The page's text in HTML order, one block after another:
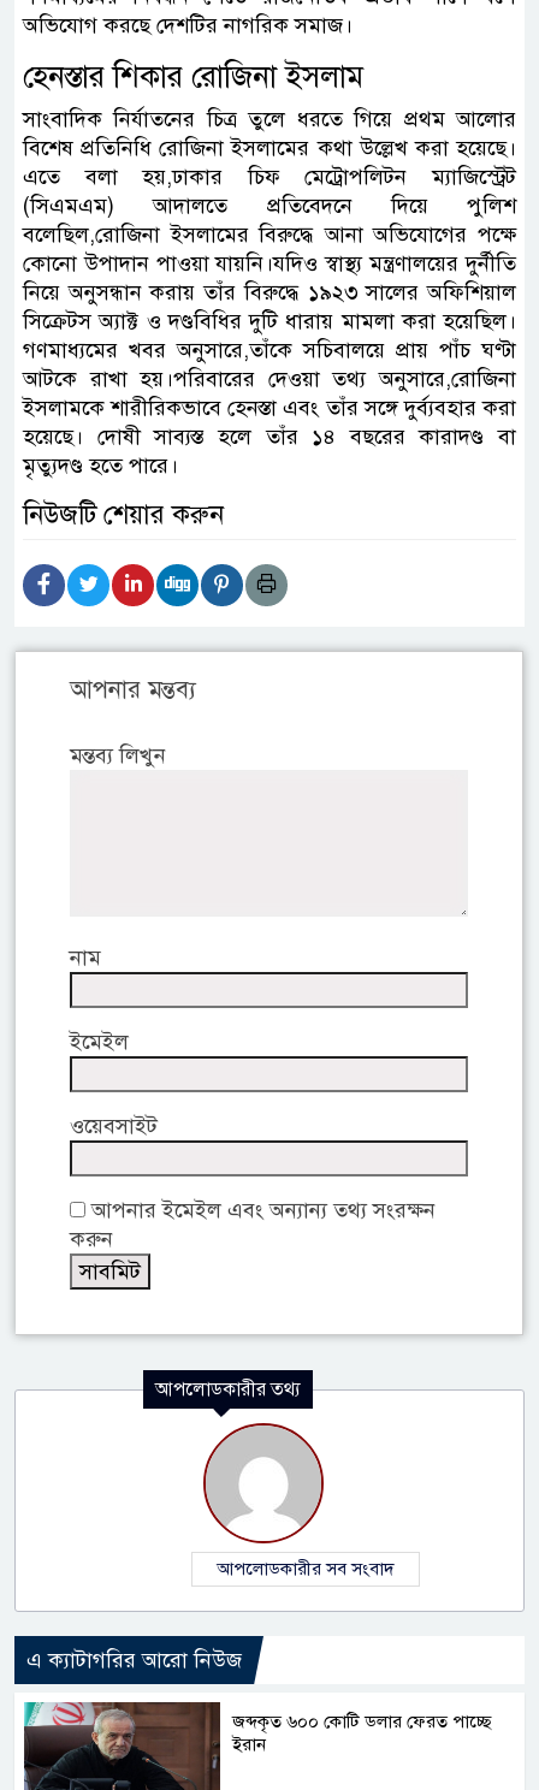
অভিযোগ করছে দেশটির নাগরিক সমাজ।
হেনস্তার শিকার রোজিনা ইসলাম
সাংবাদিক নির্যাতনের চিত্র তুলে ধরতে গিয়ে প্রথম আলোর
বিশেষ প্রতিনিধি রোজিনা ইসলামের কথা উল্লেখ করা হয়েছে।
এতে বলা হয়,ঢাকার চিফ মেট্রোপলিটন ম্যাজিস্ট্রেট
(সিএমএম) আদালতে প্রতিবেদনে দিয়ে পুলিশ
বলেছিল,রোজিনা ইসলামের বিরুদ্ধে আনা অভিযোগের পক্ষে
কোনো উপাদান পাওয়া যায়নি।যদিও স্বাস্থ্য মন্ত্রণালয়ের দুর্নীতি
নিয়ে অনুসন্ধান করায় তাঁর বিরুদ্ধে ১৯২৩ সালের অফিশিয়াল
সিক্রেটস অ্যাক্ট ও দণ্ডবিধির দুটি ধারায় মামলা করা হয়েছিল।
গণমাধ্যমের খবর অনুসারে,তাঁকে সচিবালয়ে প্রায় পাঁচ ঘণ্টা
আটকে রাখা হয়।পরিবারের দেওয়া তথ্য অনুসারে,রোজিনা
ইসলামকে শারীরিকভাবে হেনস্তা এবং তাঁর সঙ্গে দুর্ব্যবহার করা
হয়েছে। দোষী সাব্যস্ত হলে তাঁর ১৪ বছরের কারাদণ্ড বা
মৃত্যুদণ্ড হতে পারে।
নিউজটি শেয়ার করুন
আপনার মন্তব্য
মন্তব্য লিখুন
নাম
ইমেইল
ওয়েবসাইট
আপনার ইমেইল এবং অন্যান্য তথ্য সংরক্ষন
করুন
আপলোডকারীর তথ্য
আপলোডকারীর সব সংবাদ
এ ক্যাটাগরির আরো নিউজ
জব্দকৃত ৬০০ কোটি ডলার ফেরত পাচ্ছে
ইরান